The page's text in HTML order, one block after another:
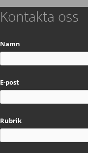
Kontakta oss
Namn
E-post
Rubrik